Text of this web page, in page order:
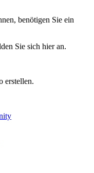
benötigen Sie ein
Sie sich hier an.
erstellen.